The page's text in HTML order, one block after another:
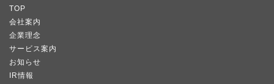
TOP
会社案内
企業理念
サービス案内
お知らせ
IR情報